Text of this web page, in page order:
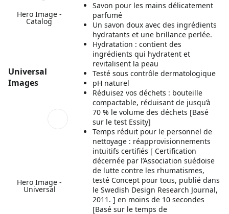
Hero Image -
Catalog
Universal
Images
Hero Image -
Universal
Savon pour les mains délicatement
parfumé
Un savon doux avec des ingrédients
hydratants et une brillance perlée.
Hydratation : contient des
ingrédients qui hydratent et
revitalisent la peau
Testé sous contrôle dermatologique
pH naturel
Réduisez vos déchets : bouteille
compactable, réduisant de jusqu’à
70 % le volume des déchets [Basé
sur le test Essity]
Temps réduit pour le personnel de
nettoyage : réapprovisionnements
intuitifs certifiés [ Certification
décernée par l’Association suédoise
de lutte contre les rhumatismes,
testé Concept pour tous, publié dans
le Swedish Design Research Journal,
2011. ] en moins de 10 secondes
[Basé sur le temps de